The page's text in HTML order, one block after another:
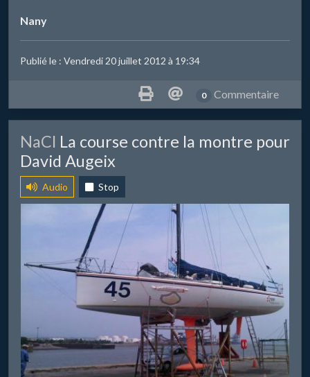
Nany
Publié le : Vendredi 20 juillet 2012 à 19:34
0 Commentaire
​NaCl La course contre la montre pour
David Augeix
Audio Stop